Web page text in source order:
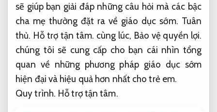
sẽ giúp bạn giải đáp những câu hỏi mà các bậc
cha mẹ thường đặt ra về giáo dục sớm. Tuân
thủ. Hỗ trợ tận tâm. cùng lúc, Bảo vệ quyền lợi.
chúng tôi sẽ cung cấp cho bạn cái nhìn tổng
quan về những phương pháp giáo dục sớm
hiện đại và hiệu quả hơn nhất cho trẻ em.
Quy trình. Hỗ trợ tận tâm.